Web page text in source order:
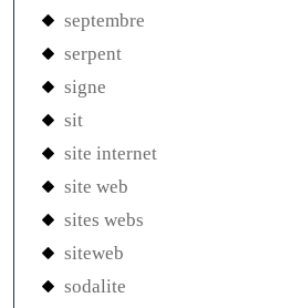
septembre
serpent
signe
sit
site internet
site web
sites webs
siteweb
sodalite